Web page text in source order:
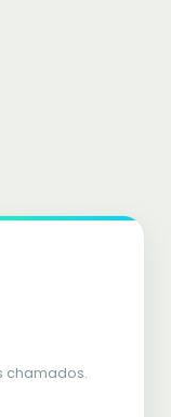
chamados.